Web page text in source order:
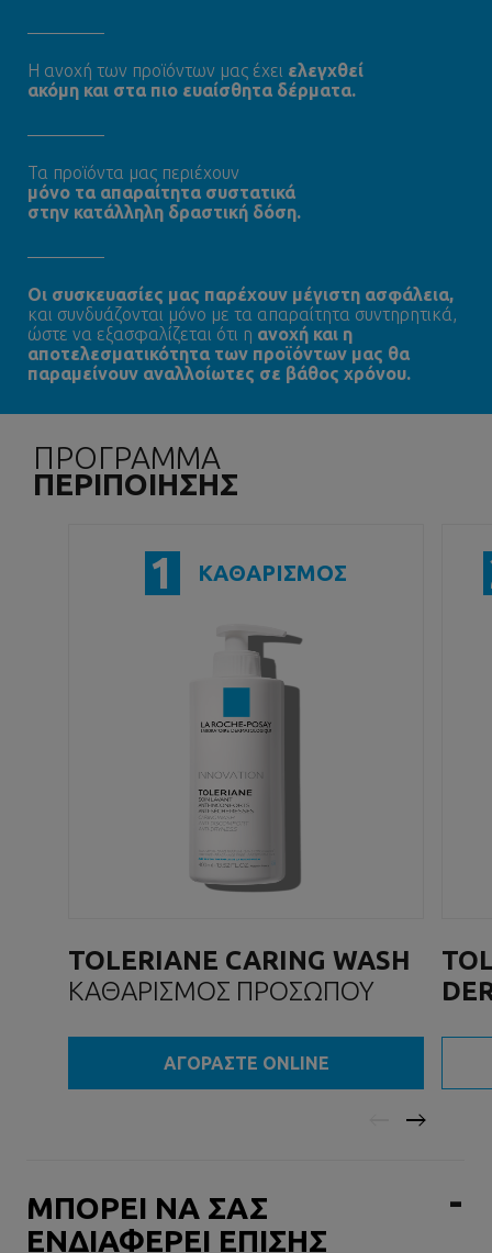
Η ανοχή των προϊόντων μας έχει ελεγχθεί
ακόμη και στα πιο ευαίσθητα δέρματα.
Τα προϊόντα μας περιέχουν
μόνο τα απαραίτητα συστατικά
στην κατάλληλη δραστική δόση.
Oι συσκευασίες μας παρέχουν μέγιστη ασφάλεια,
και συνδυάζονται μόνο με τα απαραίτητα συντηρητικά,
ώστε να εξασφαλίζεται ότι η ανοχή και η
αποτελεσματικότητα των προϊόντων μας θα
παραμείνουν αναλλοίωτες σε βάθος χρόνου.
ΠΡΟΓΡΑΜΜΑ
ΠΕΡΙΠΟΙΗΣΗΣ
1 ΚΑΘΑΡΙΣΜΟΣ
TOLERIANE CARING WASH
ΚΑΘΑΡΙΣΜΟΣ ΠΡΟΣΩΠΟΥ
ΑΓΟΡΑΣΤΕ ONLINE
ΜΠΟΡΕΙ ΝΑ ΣΑΣ
ΕΝΔΙΑΦΕΡΕΙ ΕΠΙΣΗΣ